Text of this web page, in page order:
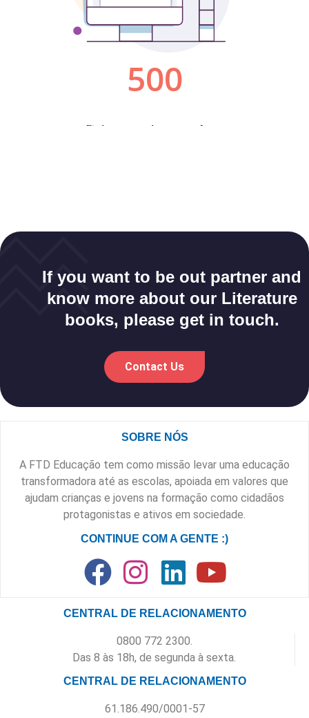
If you want to be out partner and
know more about our Literature
books, please get in touch.
Contact Us
SOBRE NÓS
A FTD Educação tem como missão levar uma educação
transformadora até as escolas, apoiada em valores que
ajudam crianças e jovens na formação como cidadãos
protagonistas e ativos em sociedade.
CONTINUE COM A GENTE :)
CENTRAL DE RELACIONAMENTO
0800 772 2300.
Das 8 às 18h, de segunda à sexta.
CENTRAL DE RELACIONAMENTO
61.186.490/0001-57